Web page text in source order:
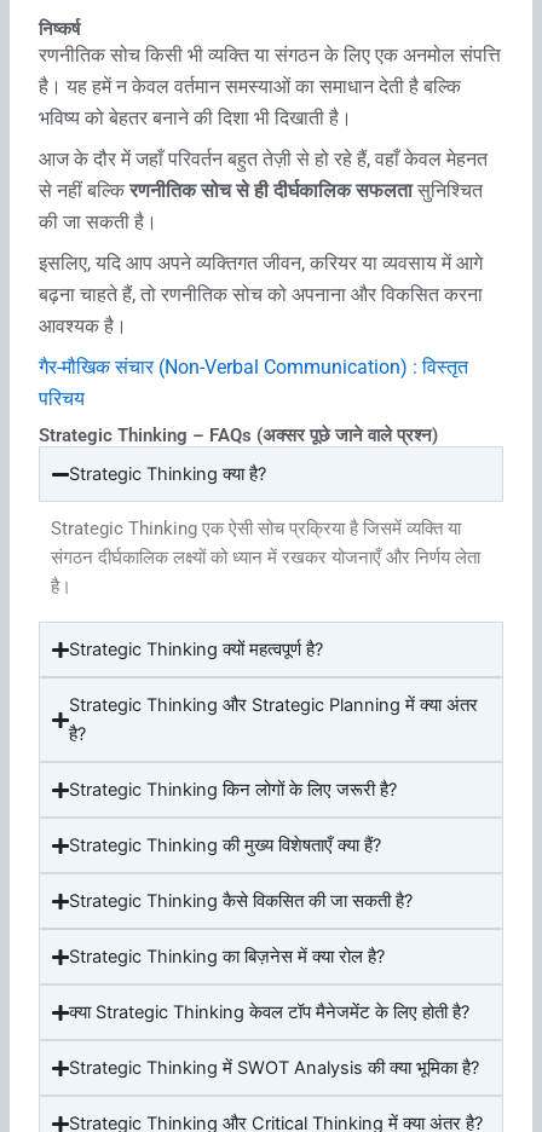
निष्कर्ष
रणनीतिक सोच किसी भी व्यक्ति या संगठन के लिए एक अनमोल संपत्ति
है। यह हमें न केवल वर्तमान समस्याओं का समाधान देती है बल्कि
भविष्य को बेहतर बनाने की दिशा भी दिखाती है।
आज के दौर में जहाँ परिवर्तन बहुत तेज़ी से हो रहे हैं, वहाँ केवल मेहनत
से नहीं बल्किरणनीतिक सोच से ही दीर्घकालिक सफलतासुनिश्चित
की जा सकती है।
इसलिए, यदि आप अपने व्यक्तिगत जीवन, करियर या व्यवसाय में आगे
बढ़ना चाहते हैं, तो रणनीतिक सोच को अपनाना और विकसित करना
आवश्यक है।
गैर-मौखिक संचार (Non-Verbal Communication) : विस्तृत
परिचय
Strategic Thinking – FAQs (अक्सर पूछे जाने वाले प्रश्न)
Strategic Thinking क्या है?
Strategic Thinking एक ऐसी सोच प्रक्रिया है जिसमें व्यक्ति या
संगठन दीर्घकालिक लक्ष्यों को ध्यान में रखकर योजनाएँ और निर्णय लेता
है।
Strategic Thinking क्यों महत्वपूर्ण है?
Strategic Thinking और Strategic Planning में क्या अंतर
है?
Strategic Thinking किन लोगों के लिए जरूरी है?
Strategic Thinking की मुख्य विशेषताएँ क्या हैं?
Strategic Thinking कैसे विकसित की जा सकती है?
Strategic Thinking का बिज़नेस में क्या रोल है?
क्या Strategic Thinking केवल टॉप मैनेजमेंट के लिए होती है?
Strategic Thinking में SWOT Analysis की क्या भूमिका है?
Strategic Thinking और Critical Thinking में क्या अंतर है?